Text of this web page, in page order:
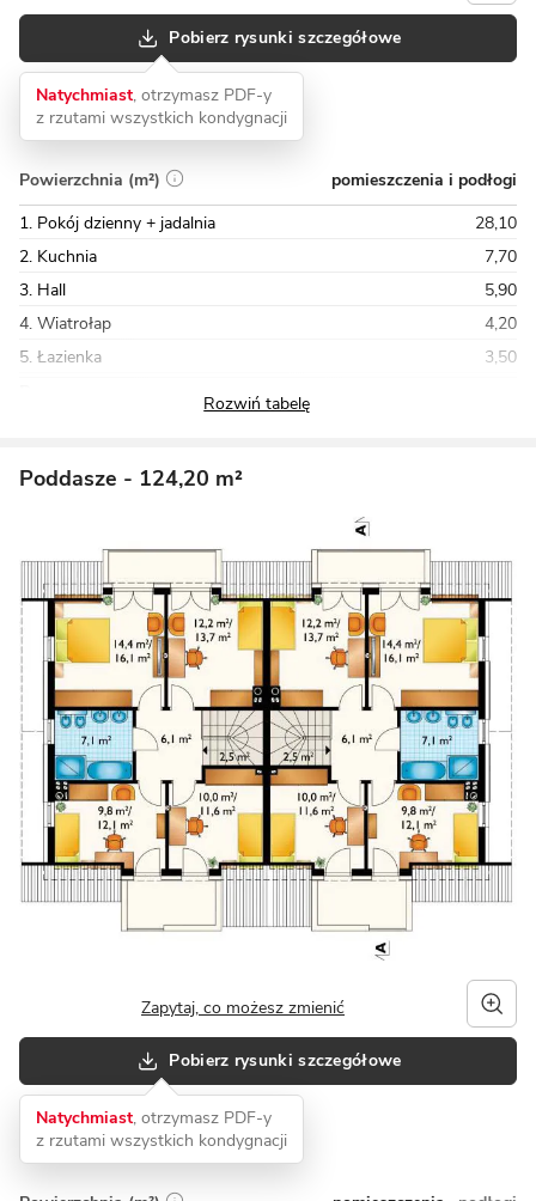
Pobierz rysunki szczegółowe
Natychmiast, otrzymasz PDF-y
z rzutami wszystkich kondygnacji
Powierzchnia (m²)
pomieszczenia i podłogi
1. Pokój dzienny + jadalnia
28,10
2. Kuchnia
7,70
3. Hall
5,90
4. Wiatrołap
4,20
5. Łazienka
3,50
Poddasze - 124,20 m²
Zapytaj, co możesz zmienić
Pobierz rysunki szczegółowe
Natychmiast, otrzymasz PDF-y
z rzutami wszystkich kondygnacji